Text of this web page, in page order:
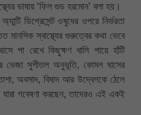
ভাষায় ‘ফিল গুড হরমোন’ বলা হয়।
ডিপ্রেসেন্ট ওষুধের ওপরে নির্ভরতা
মানসিক স্বাস্থ্যের গুরুত্বের কথা ভেবে
পা রেখে কিছুক্ষণ খালি পায়ে হাঁটি
ভেজা সুশীতল অনুভূতি, কোমল ঘাসের
অবসাদ, বিষাদ আর উদ্বেগকে ঠেলে
যারা গবেষণা করছেন, তাদেরও এই একই